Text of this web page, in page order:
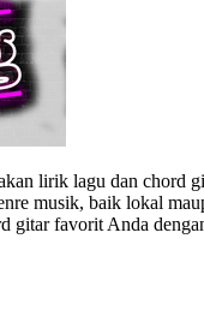
lirik lagu dan chord
musik, baik lokal
gitar favorit Anda